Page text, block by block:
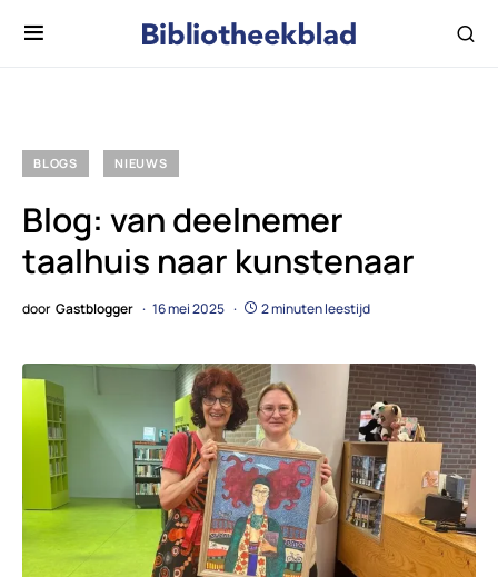
BLOGS NIEUWS
Blog: van deelnemer
taalhuis naar kunstenaar
door Gastblogger 16 mei 2025 2 minuten leestijd